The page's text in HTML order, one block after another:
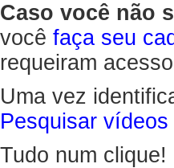
Caso você não
você faça seu
requeiram
Uma vez
Pesquisar vídeos
Tudo num clique!